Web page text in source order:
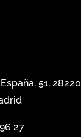
51, 28220
27